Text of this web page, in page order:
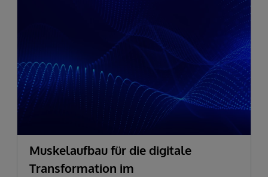
Muskelaufbau für die digitale
Transformation im